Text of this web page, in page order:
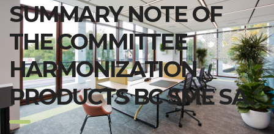
SUMMARY NOTE OF
THE COMMITTEE
HARMONIZATION
PRODUCTS BC SME SA.